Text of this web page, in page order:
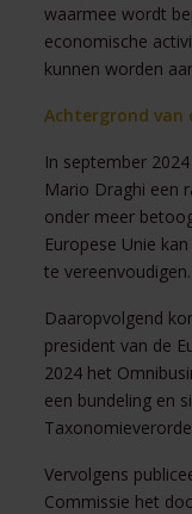
waarmee wordt
economische
kunnen worden
Achtergrond van
In september
Mario Draghi een
onder meer
Europese Unie
te vereenvoudigen.
Daaropvolgend
president van de
2024 het
een bundeling en
Vervolgens
Commissie het